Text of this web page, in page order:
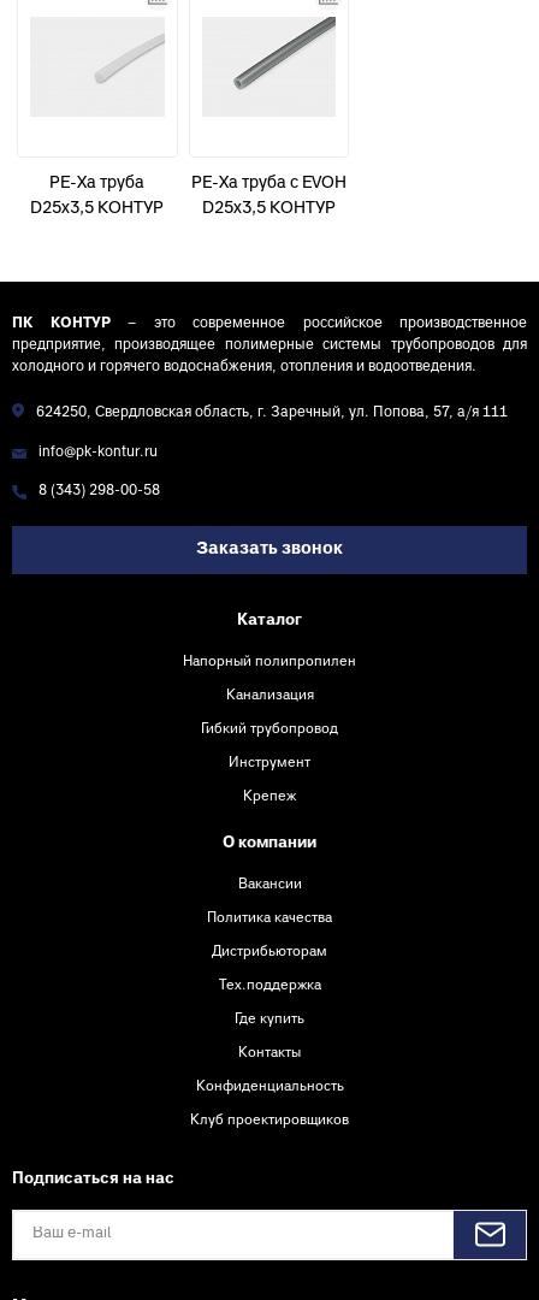
PE-Xa труба
D25х3,5 КОНТУР
PE-Xa труба с EVOH
D25х3,5 КОНТУР
ПК КОНТУР– это современное российское производственное
предприятие, производящее полимерные системы трубопроводов для
холодного и горячего водоснабжения, отопления и водоотведения.
624250, Свердловская область, г. Заречный, ул. Попова, 57, а/я 111
info@pk-kontur.ru
8 (343) 298-00-58
Заказать звонок
Каталог
Напорный полипропилен
Канализация
Гибкий трубопровод
Инструмент
Крепеж
О компании
Вакансии
Политика качества
Дистрибьюторам
Тех.поддержка
Где купить
Контакты
Конфиденциальность
Клуб проектировщиков
Подписаться на нас